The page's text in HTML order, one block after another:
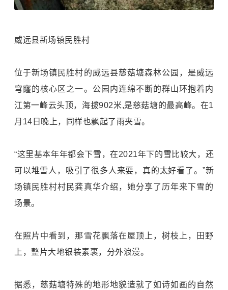
威远县新场镇民胜村
位于新场镇民胜村的威远县慈菇塘森林公园，是威远
穹窿的核心区之一。公园内连绵不断的群山环抱着内
江第一峰云头顶，海拔902米,是慈菇塘的最高峰。在1
月14日晚上，同样也飘起了雨夹雪。
“这里基本年年都会下雪，在2021年下的雪比较大，还
可以堆雪人，吸引了很多人来耍，真的太好看了。”新
场镇民胜村村民龚真华介绍，她分享了历年来下雪的
场景。
在照片中看到，那雪花飘落在屋顶上，树枝上，田野
上，整片大地银装素裹，分外浪漫。
据悉，慈菇塘特殊的地形地貌造就了如诗如画的自然